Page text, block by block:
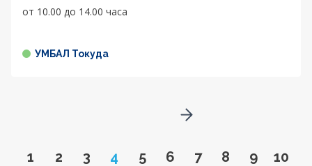
от 10.00 до 14.00 чaса
УМБАЛ Токуда
Go to page
1 Go to page
2 Go to page
3 Page
4 Go to page
5 Go to page
6 Go to page
7 Go to page
8 Go to
9 Go
10
Go to next page